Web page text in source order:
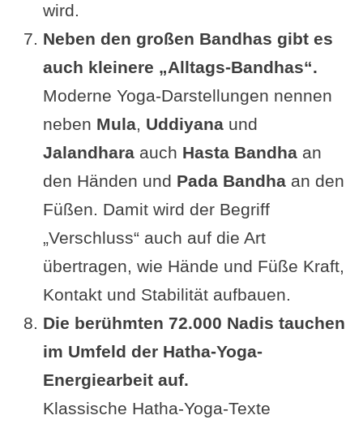
wird.
Neben den großen Bandhas gibt es
auch kleinere „Alltags-Bandhas“.
Moderne Yoga-Darstellungen nennen
neben Mula, Uddiyanaund
Jalandharaauch Hasta Bandhaan
den Händen und Pada Bandhaan den
Füßen. Damit wird der Begriff
„Verschluss“ auch auf die Art
übertragen, wie Hände und Füße Kraft,
Kontakt und Stabilität aufbauen.
Die berühmten 72.000 Nadis tauchen
im Umfeld der Hatha-Yoga-
Energiearbeit auf.
Klassische Hatha-Yoga-Texte